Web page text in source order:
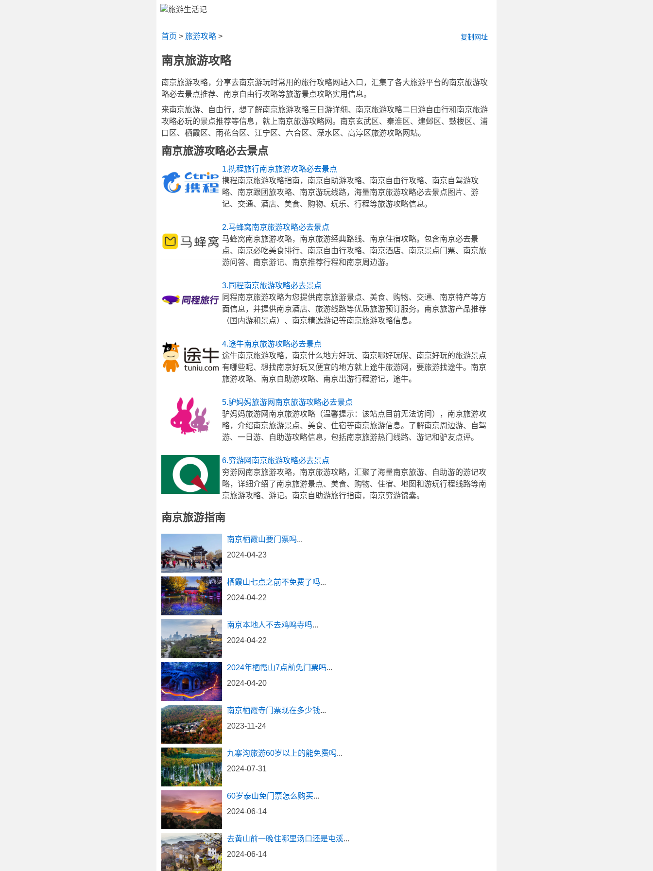
首页 > 旅游攻略 >
南京旅游攻略
南京旅游攻略，分享去南京游玩时常用的旅行攻略网站入口，汇集了各大旅游平台的南京旅游攻
略必去景点推荐、南京自由行攻略等旅游景点攻略实用信息。
来南京旅游、自由行，想了解南京旅游攻略三日游详细、南京旅游攻略二日游自由行和南京旅游
攻略必玩的景点推荐等信息，就上南京旅游攻略网。南京玄武区、秦淮区、建邺区、鼓楼区、浦
口区、栖霞区、雨花台区、江宁区、六合区、溧水区、高淳区旅游攻略网站。
南京旅游攻略必去景点
1.携程旅行南京旅游攻略必去景点
携程南京旅游攻略指南，南京自助游攻略、南京自由行攻略、南京自驾游攻
略、南京跟团旅攻略、南京游玩线路，海量南京旅游攻略必去景点图片、游
记、交通、酒店、美食、购物、玩乐、行程等旅游攻略信息。
2.马蜂窝南京旅游攻略必去景点
马蜂窝南京旅游攻略，南京旅游经典路线、南京住宿攻略。包含南京必去景
点、南京必吃美食排行、南京自由行攻略、南京酒店、南京景点门票、南京旅
游问答、南京游记、南京推荐行程和南京周边游。
3.同程南京旅游攻略必去景点
同程南京旅游攻略为您提供南京旅游景点、美食、购物、交通、南京特产等方
面信息，并提供南京酒店、旅游线路等优质旅游预订服务。南京旅游产品推荐
（国内游和景点）、南京精选游记等南京旅游攻略信息。
4.途牛南京旅游攻略必去景点
途牛南京旅游攻略，南京什么地方好玩、南京哪好玩呢、南京好玩的旅游景点
有哪些呢、想找南京好玩又便宜的地方就上途牛旅游网，要旅游找途牛。南京
旅游攻略、南京自助游攻略、南京出游行程游记，途牛。
5.驴妈妈旅游网南京旅游攻略必去景点
驴妈妈旅游网南京旅游攻略（温馨提示：该站点目前无法访问），南京旅游攻
略，介绍南京旅游景点、美食、住宿等南京旅游信息。了解南京周边游、自驾
游、一日游、自助游攻略信息，包括南京旅游热门线路、游记和驴友点评。
6.穷游网南京旅游攻略必去景点
穷游网南京旅游攻略，南京旅游攻略，汇聚了海量南京旅游、自助游的游记攻
略，详细介绍了南京旅游景点、美食、购物、住宿、地图和游玩行程线路等南
京旅游攻略、游记。南京自助游旅行指南，南京穷游锦囊。
南京旅游指南
南京栖霞山要门票吗...
2024-04-23
栖霞山七点之前不免费了吗...
2024-04-22
南京本地人不去鸡鸣寺吗...
2024-04-22
2024年栖霞山7点前免门票吗...
2024-04-20
南京栖霞寺门票现在多少钱...
2023-11-24
九寨沟旅游60岁以上的能免费吗...
2024-07-31
60岁泰山免门票怎么购买...
2024-06-14
去黄山前一晚住哪里汤口还是屯溪...
2024-06-14